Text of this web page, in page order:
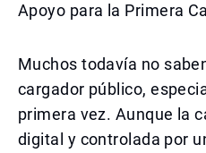
Apoyo para la Primera
Muchos todavía no
cargador público,
primera vez. Aunque la
digital y controlada por